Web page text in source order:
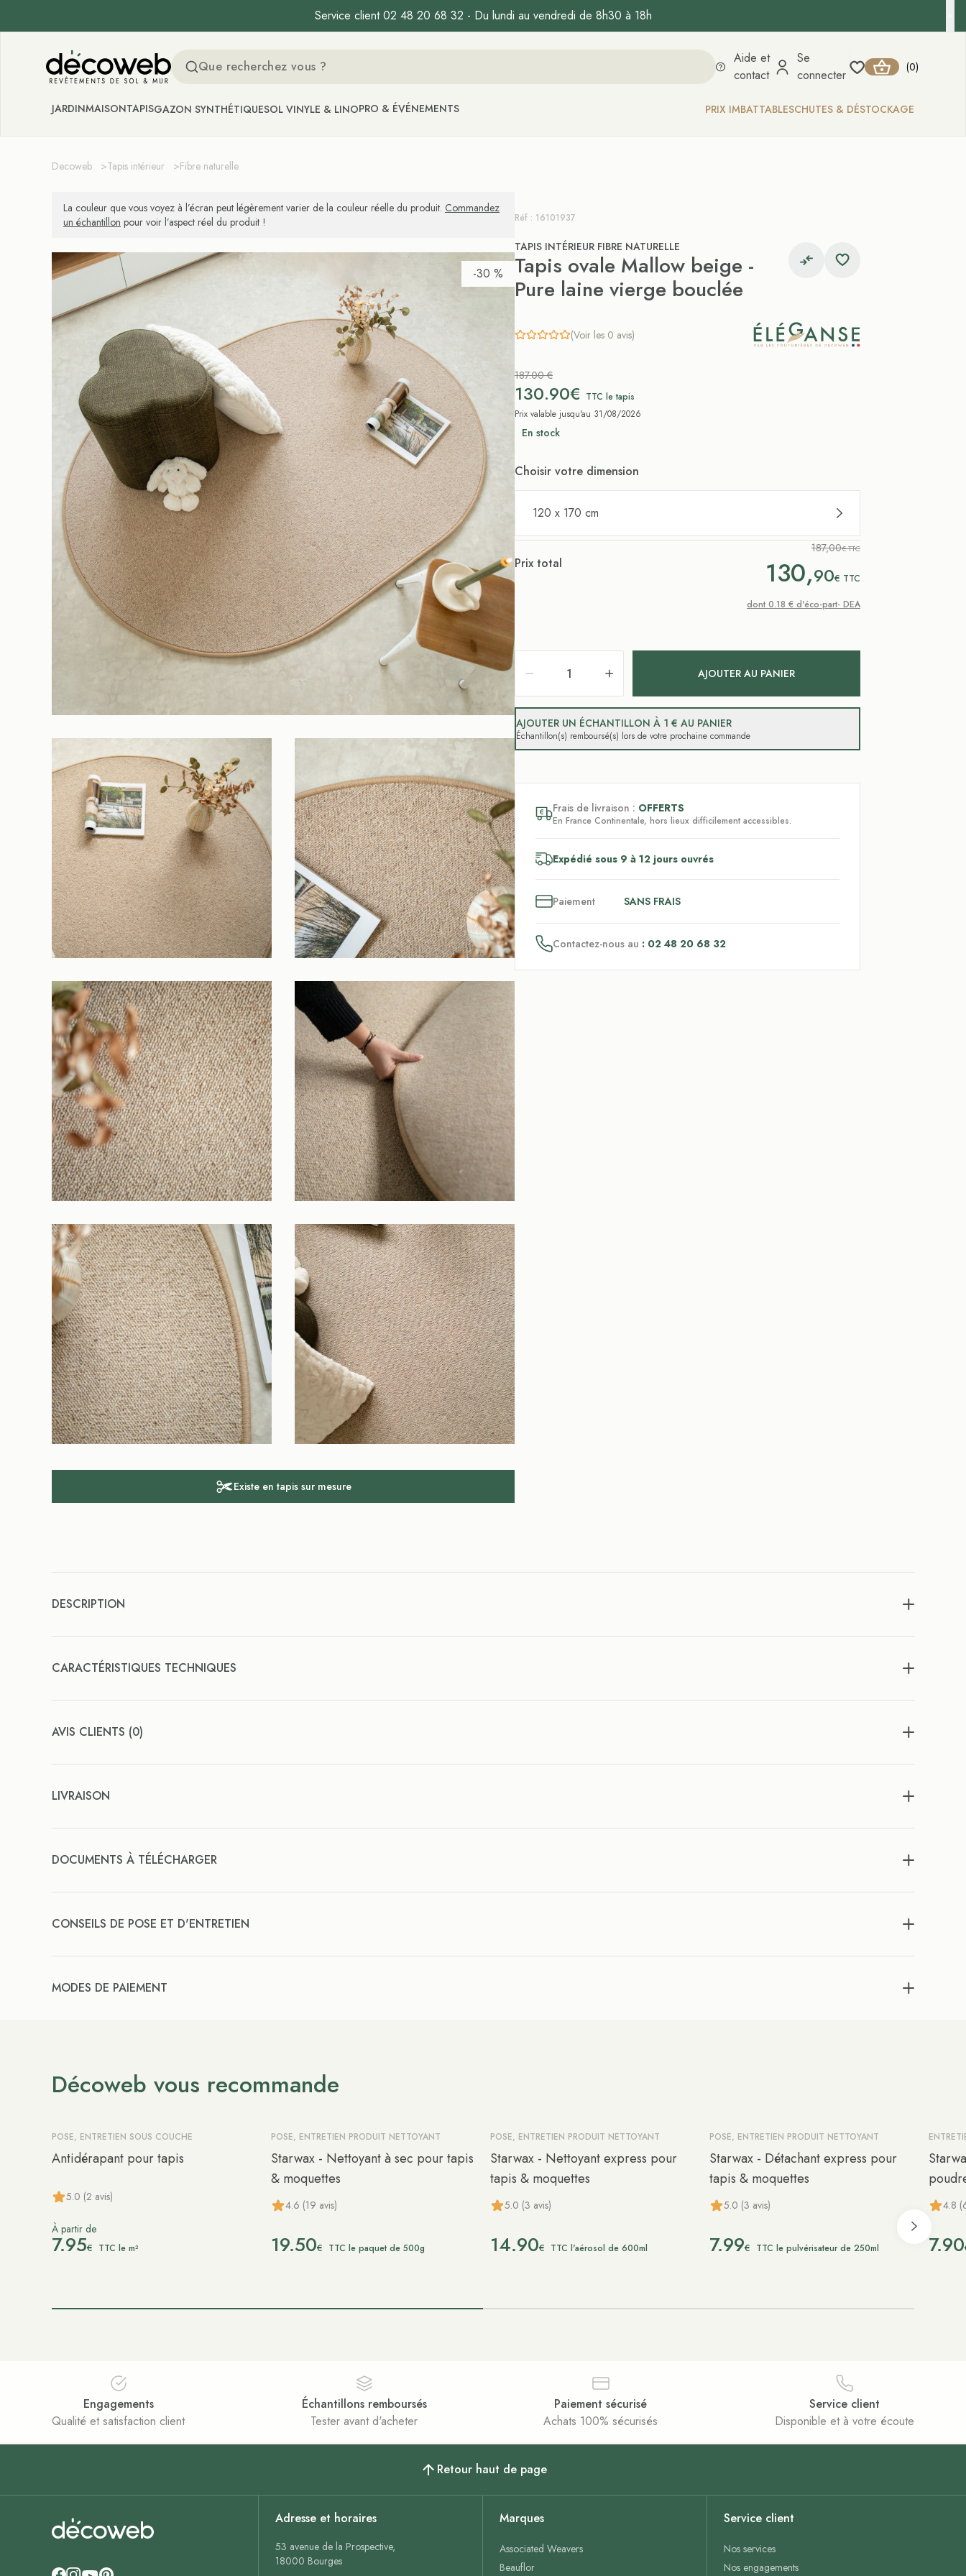
Service client 02 48 20 68 32 - Du lundi au vendredi de 8h30 à 18h
Decoweb
Aide et
contact
Se
connecter
(0)
JARDINMAISONTAPISGAZON SYNTHÉTIQUESOL VINYLE & LINOPRO & ÉVÉNEMENTS PRIX IMBATTABLESCHUTES & DÉSTOCKAGE
Decoweb >Tapis intérieur >Fibre naturelle
La couleur que vous voyez à l’écran peut légèrement varier de la couleur réelle du produit. Commandez
un échantillon pour voir l’aspect réel du produit !
-30 %
Existe en tapis sur mesure
Réf : 16101937
TAPIS INTÉRIEUR FIBRE NATURELLE
Tapis ovale Mallow beige -
Pure laine vierge bouclée
(Voir les 0 avis)
187.00 €
130.90€ TTC le tapis
Prix valable jusqu'au 31/08/2026
En stock
Choisir votre dimension
120 x 170 cm
Prix total
187,00€ TTC
130,90€ TTC
dont 0.18 € d'éco-part- DEA
AJOUTER AU PANIER
AJOUTER UN ÉCHANTILLON À 1 € AU PANIER
Échantillon(s) remboursé(s) lors de votre prochaine commande
Frais de livraison : OFFERTS
En France Continentale, hors lieux difficilement accessibles.
Expédié sous 9 à 12 jours ouvrés
Paiement SANS FRAIS
Contactez-nous au : 02 48 20 68 32
DESCRIPTION
CARACTÉRISTIQUES TECHNIQUES
AVIS CLIENTS (0)
LIVRAISON
DOCUMENTS À TÉLÉCHARGER
CONSEILS DE POSE ET D'ENTRETIEN
MODES DE PAIEMENT
Décoweb vous recommande
POSE, ENTRETIEN SOUS COUCHE
Antidérapant pour tapis
5.0 (2 avis)
À partir de
7.95€ TTC le m²
POSE, ENTRETIEN PRODUIT NETTOYANT
Starwax - Nettoyant à sec pour tapis
& moquettes
4.6 (19 avis)
19.50€ TTC le paquet de 500g
POSE, ENTRETIEN PRODUIT NETTOYANT
Starwax - Nettoyant express pour
tapis & moquettes
5.0 (3 avis)
14.90€ TTC l'aérosol de 600ml
POSE, ENTRETIEN PRODUIT NETTOYANT
Starwax - Détachant express pour
tapis & moquettes
5.0 (3 avis)
7.99€ TTC le pulvérisateur de 250ml
4.8
7.90
Engagements
Qualité et satisfaction client
Échantillons remboursés
Tester avant d'acheter
Paiement sécurisé
Achats 100% sécurisés
Service client
Disponible et à votre écoute
Retour haut de page
Adresse et horaires
53 avenue de la Prospective,
18000 Bourges
Marques
Associated Weavers
Beauflor
Service client
Nos services
Nos engagements